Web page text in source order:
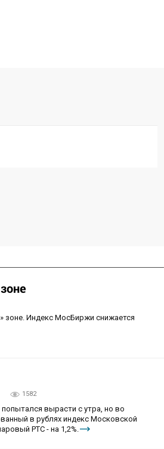
зоне. Индекс МосБиржи снижается
1582
вырасти с утра, но во
в рублях индекс Московской
РТС - на 1,2%.